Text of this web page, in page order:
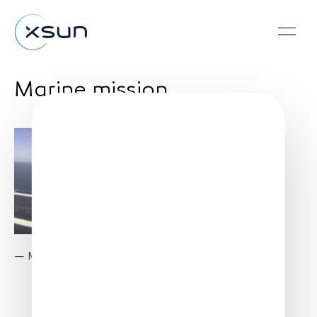
Marine mission
— Maritime